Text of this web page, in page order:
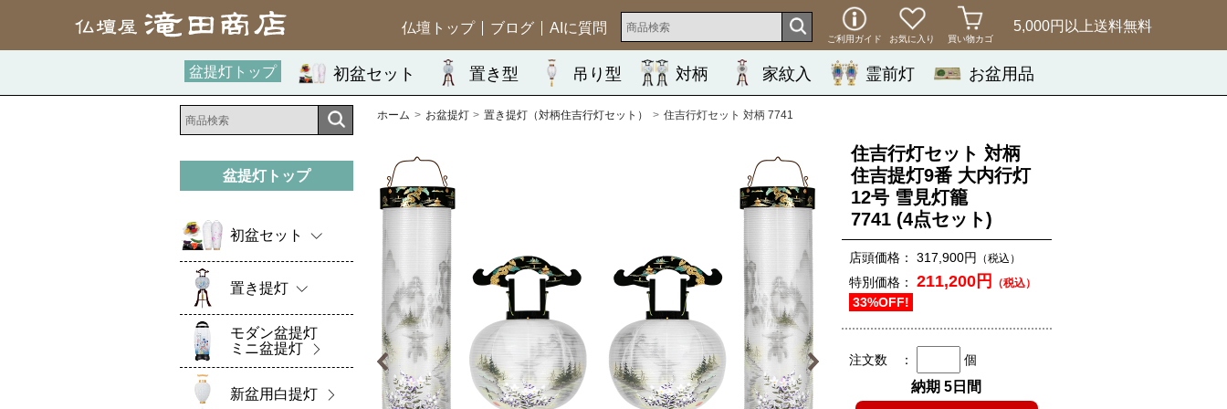
5,000円以上送料無料
ご利用ガイド お気に入り 買い物カゴ
仏壇トップ ブログ AIに質問
盆提灯トップ 初盆セット 置き型 吊り型 対柄 家紋入 霊前灯 お盆用品
ホーム お盆提灯 置き提灯（対柄住吉行灯セット） 住吉行灯セット 対柄 7741
住吉行灯セット 対柄
住吉提灯9番 大内行灯
12号 雪見灯籠
7741 (4点セット)
店頭価格： 317,900円 （税込）
特別価格： 211,200円 （税込）
33%OFF!
注文数 ： 個
納期 5日間
盆提灯トップ
初盆セット
置き提灯
モダン盆提灯
ミニ盆提灯
新盆用白提灯